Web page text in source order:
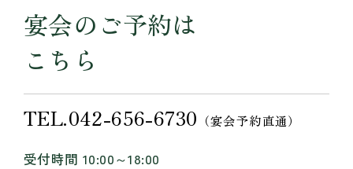
宴会のご予約は
こちら
TEL.042-656-6730 （宴会予約直通）
受付時間 10:00～18:00